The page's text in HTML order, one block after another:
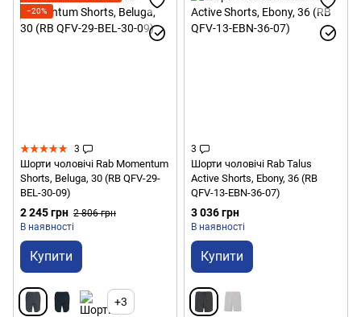
−20%
3
Шорти чоловічі Rab Momentum
Shorts, Beluga, 30 (RB QFV-29-
BEL-30-09)
2 245 грн 2 806 грн
В наявності
Купити
+3
3
Шорти чоловічі Rab Talus
Active Shorts, Ebony, 36 (RB
QFV-13-EBN-36-07)
3 036 грн
В наявності
Купити